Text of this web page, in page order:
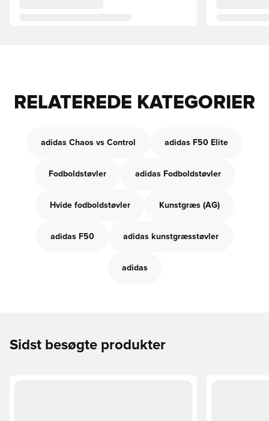
RELATEREDE KATEGORIER
adidas Chaos vs Control adidas F50 Elite
Fodboldstøvler adidas Fodboldstøvler
Hvide fodboldstøvler Kunstgræs (AG)
adidas F50 adidas kunstgræsstøvler
adidas
Sidst besøgte produkter